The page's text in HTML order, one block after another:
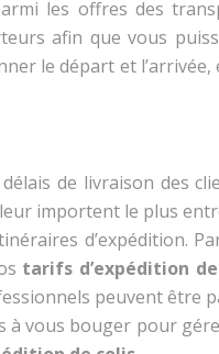
les offres des
afin que vous
le départ et
de livraison des
importent le plus
d’expédition.
tarifs d’expédition
peuvent être
à vous bouger pour